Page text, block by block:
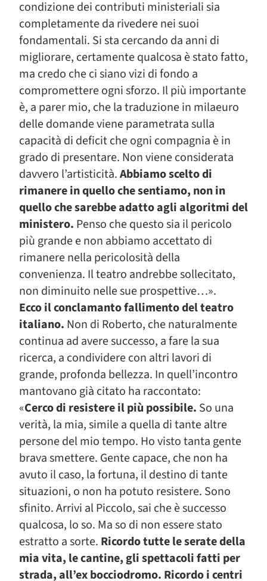
condizione dei contributi ministeriali sia
completamente da rivedere nei suoi
fondamentali. Si sta cercando da anni di
migliorare, certamente qualcosa è stato fatto,
ma credo che ci siano vizi di fondo a
compromettere ogni sforzo. Il più importante
è, a parer mio, che la traduzione in milaeuro
delle domande viene parametrata sulla
capacità di deficit che ogni compagnia è in
grado di presentare. Non viene considerata
davvero l’artisticità.Abbiamo scelto di
rimanere in quello che sentiamo, non in
quello che sarebbe adatto agli algoritmi del
ministero. Penso che questo sia il pericolo
più grande e non abbiamo accettato di
rimanere nella pericolosità della
convenienza. Il teatro andrebbe sollecitato,
non diminuito nelle sue prospettive…».
Ecco il conclamanto fallimento del teatro
italiano. Non di Roberto, che naturalmente
continua ad avere successo, a fare la sua
ricerca, a condividere con altri lavori di
grande, profonda bellezza. In quell’incontro
mantovano già citato ha raccontato:
«Cerco di resistere il più possibile. So una
verità, la mia, simile a quella di tante altre
persone del mio tempo. Ho visto tanta gente
brava smettere. Gente capace, che non ha
avuto il caso, la fortuna, il destino di tante
situazioni, o non ha potuto resistere. Sono
sfinito. Arrivi al Piccolo, sai che è successo
qualcosa, lo so. Ma so di non essere stato
estratto a sorte. Ricordo tutte le serate della
mia vita, le cantine, gli spettacoli fatti per
strada, all’ex bocciodromo. Ricordo i centri